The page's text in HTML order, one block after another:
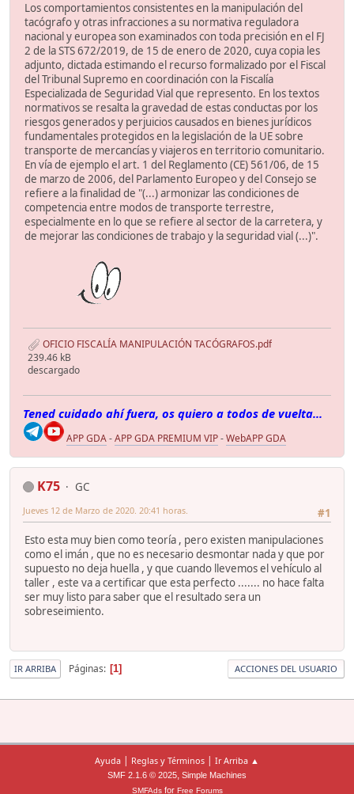
Los comportamientos consistentes en la manipulación del
tacógrafo y otras infracciones a su normativa reguladora
nacional y europea son examinados con toda precisión en el FJ
2 de la STS 672/2019, de 15 de enero de 2020, cuya copia les
adjunto, dictada estimando el recurso formalizado por el Fiscal
del Tribunal Supremo en coordinación con la Fiscalía
Especializada de Seguridad Vial que represento. En los textos
normativos se resalta la gravedad de estas conductas por los
riesgos generados y perjuicios causados en bienes jurídicos
fundamentales protegidos en la legislación de la UE sobre
transporte de mercancías y viajeros en territorio comunitario.
En vía de ejemplo el art. 1 del Reglamento (CE) 561/06, de 15
de marzo de 2006, del Parlamento Europeo y del Consejo se
refiere a la finalidad de "(...) armonizar las condiciones de
competencia entre modos de transporte terrestre,
especialmente en lo que se refiere al sector de la carretera, y
de mejorar las condiciones de trabajo y la seguridad vial (...)".
OFICIO FISCALÍA MANIPULACIÓN TACÓGRAFOS.pdf
239.46 kB
descargado
Tened cuidado ahí fuera, os quiero a todos de vuelta...
APP GDA-APP GDA PREMIUM VIP-WebAPP GDA
K75
GC
#1
Jueves 12 de Marzo de 2020. 20:41 horas.
Esto esta muy bien como teoría , pero existen manipulaciones
como el imán , que no es necesario desmontar nada y que por
supuesto no deja huella , y que cuando llevemos el vehículo al
taller , este va a certificar que esta perfecto ....... no hace falta
ser muy listo para saber que el resultado sera un
sobreseimiento.
IR ARRIBA Páginas 1 ACCIONES DEL USUARIO
Ayuda | Reglas y Términos | Ir Arriba ▲
SMF 2.1.6 © 2025, Simple Machines
SMFAdsfor Free Forums